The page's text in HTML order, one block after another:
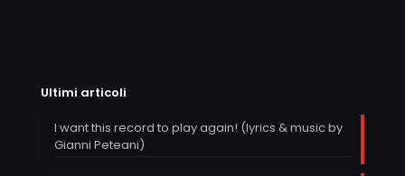
Ultimi articoli
I want this record to play again! (lyrics & music by
Gianni Peteani)